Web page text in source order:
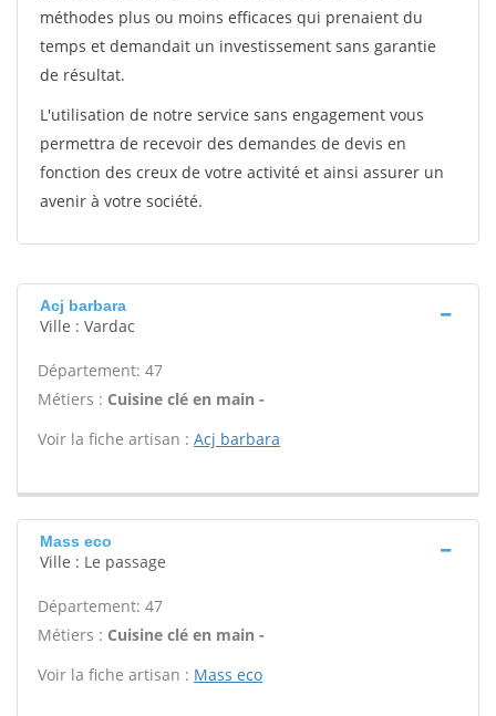
méthodes plus ou moins efficaces qui prenaient du
temps et demandait un investissement sans garantie
de résultat.
L'utilisation de notre service sans engagement vous
permettra de recevoir des demandes de devis en
fonction des creux de votre activité et ainsi assurer un
avenir à votre société.
Acj barbara
Ville : Vardac
Département: 47
Métiers : Cuisine clé en main -
Voir la fiche artisan : Acj barbara
Mass eco
Ville : Le passage
Département: 47
Métiers : Cuisine clé en main -
Voir la fiche artisan : Mass eco